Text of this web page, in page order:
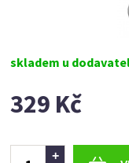
skladem u
329 Kč
+